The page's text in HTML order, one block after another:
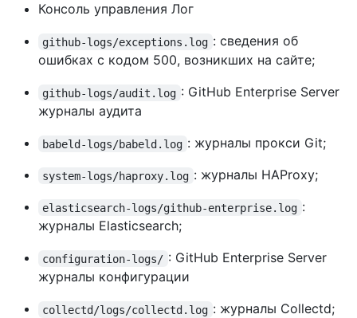
Консоль управления Лог
github-logs/exceptions.log : сведения об
ошибках с кодом 500, возникших на сайте;
github-logs/audit.log : GitHub Enterprise Server
журналы аудита
babeld-logs/babeld.log : журналы прокси Git;
system-logs/haproxy.log : журналы HAProxy;
elasticsearch-logs/github-enterprise.log :
журналы Elasticsearch;
configuration-logs/ : GitHub Enterprise Server
журналы конфигурации
collectd/logs/collectd.log : журналы Collectd;